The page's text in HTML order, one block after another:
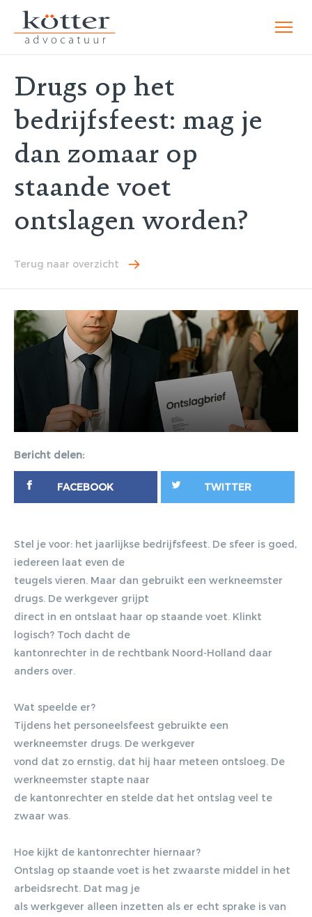
Drugs op het
bedrijfsfeest: mag je
dan zomaar op
staande voet
ontslagen worden?
Terug naar overzicht
Bericht delen:
FACEBOOK TWITTER
Stel je voor: het jaarlijkse bedrijfsfeest. De sfeer is goed,
iedereen laat even de
teugels vieren. Maar dan gebruikt een werkneemster
drugs. De werkgever grijpt
direct in en ontslaat haar op staande voet. Klinkt
logisch? Toch dacht de
kantonrechter in de rechtbank Noord-Holland daar
anders over.
Wat speelde er?
Tijdens het personeelsfeest gebruikte een
werkneemster drugs. De werkgever
vond dat zo ernstig, dat hij haar meteen ontsloeg. De
werkneemster stapte naar
de kantonrechter en stelde dat het ontslag veel te
zwaar was.
Hoe kijkt de kantonrechter hiernaar?
Ontslag op staande voet is het zwaarste middel in het
arbeidsrecht. Dat mag je
als werkgever alleen inzetten als er echt sprake is van